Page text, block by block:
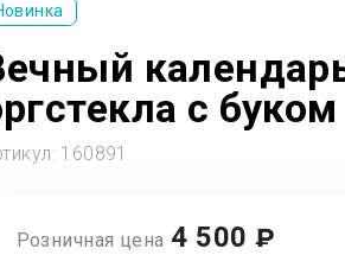
с буком
160891
Розничная цена 4 500 ₽